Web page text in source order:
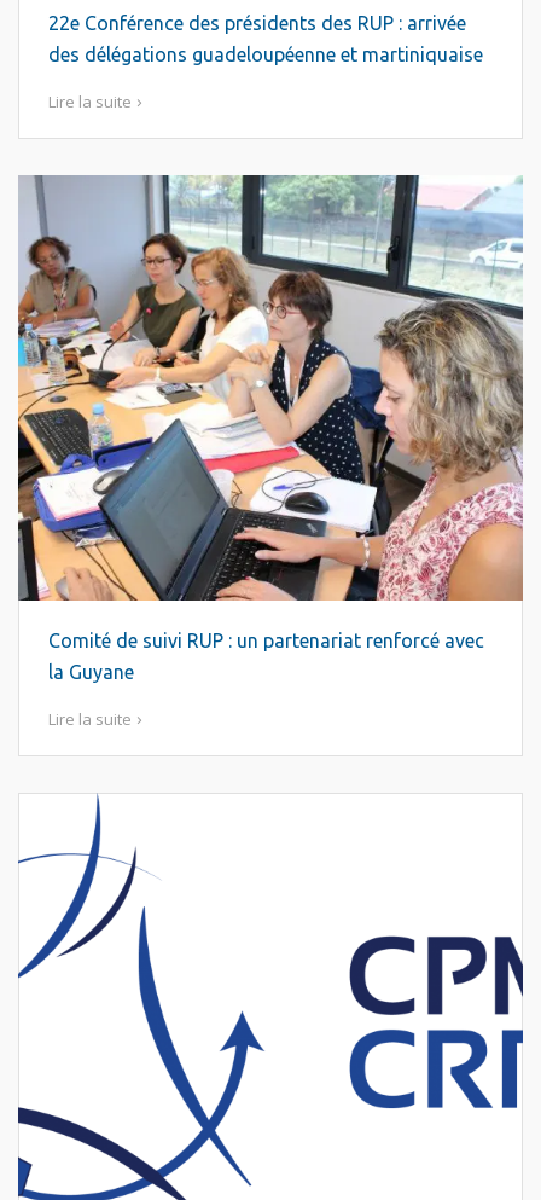
22e Conférence des présidents des RUP : arrivée
des délégations guadeloupéenne et martiniquaise
Lire la suite
Comité de suivi RUP : un partenariat renforcé avec
la Guyane
Lire la suite